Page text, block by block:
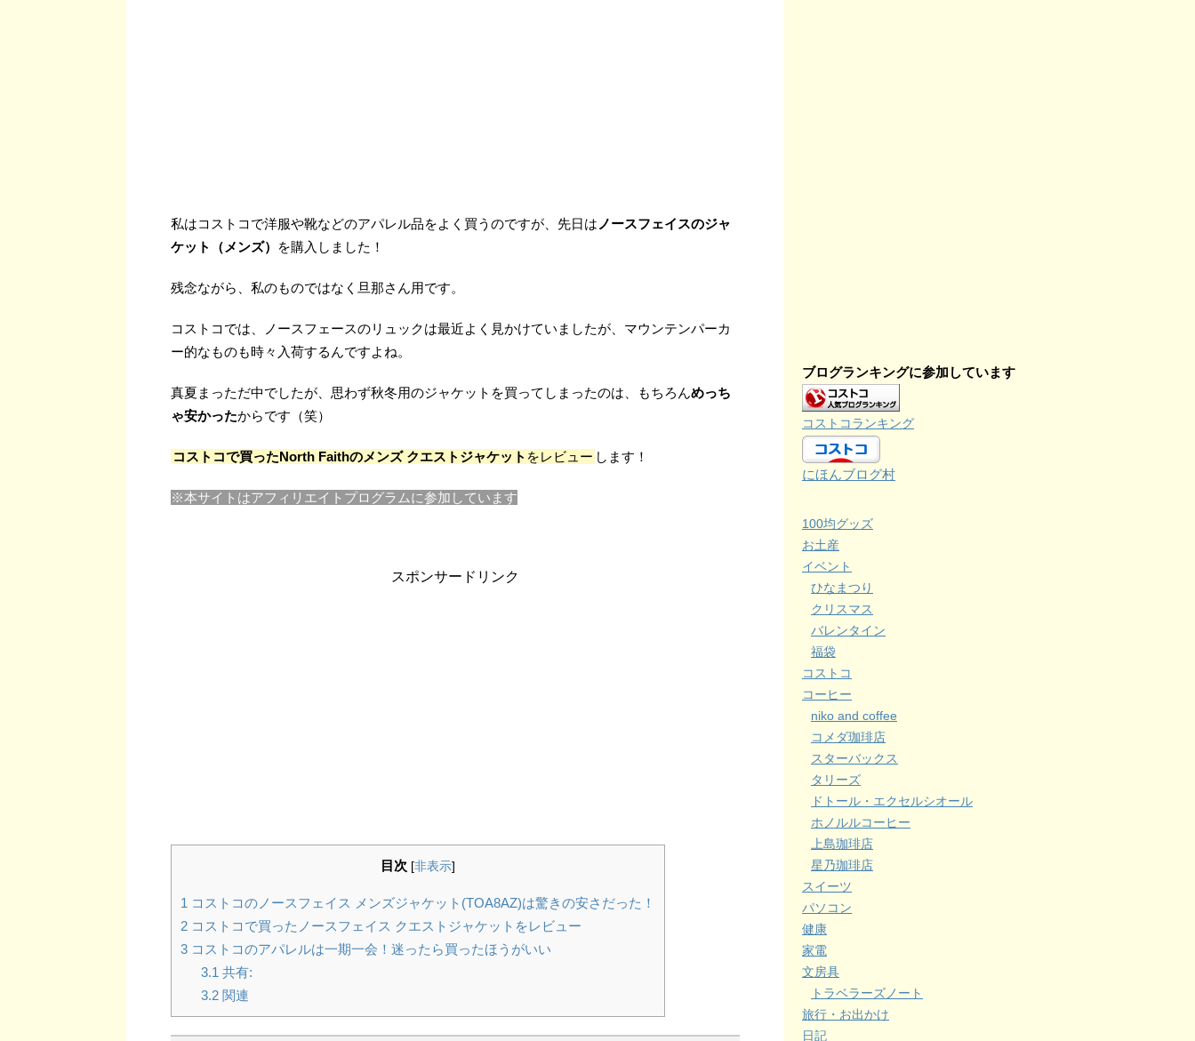
私はコストコで洋服や靴などのアパレル品をよく買うのですが、先日は ノースフェイスのジャ
ケット（メンズ）
を購入しました！
残念ながら、私のものではなく旦那さん用です。
コストコでは、ノースフェースのリュックは最近よく見かけていましたが、マウンテンパーカ
ー的なものも時々入荷するんですよね。
真夏まっただ中でしたが、思わず秋冬用のジャケットを買ってしまったのは、もちろんめっち
ゃ安かったからです（笑）
コストコで買ったNorth Faithのメンズ クエストジャケット をレビュー します！
※本サイトはアフィリエイトプログラムに参加しています
スポンサードリンク
目次 [非表示]
1 コストコのノースフェイス メンズジャケット(TOA8AZ)は驚きの安さだった！
2 コストコで買ったノースフェイス クエストジャケットをレビュー
3 コストコのアパレルは一期一会！迷ったら買ったほうがいい
3.1 共有:
3.2関連
ブログランキングに参加しています
コストコランキング
にほんブログ村
100均グッズ
お土産
イベント
ひなまつり
クリスマス
バレンタイン
福袋
コストコ
コーヒー
niko and coffee
コメダ珈琲店
スターバックス
タリーズ
ドトール・エクセルシオール
ホノルルコーヒー
上島珈琲店
星乃珈琲店
スイーツ
パソコン
健康
家電
文房具
トラベラーズノート
旅行・お出かけ
日記